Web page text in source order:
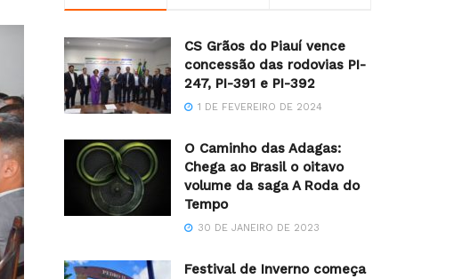
CS Grãos do Piauí vence
concessão das rodovias PI-
247, PI-391 e PI-392
1 DE FEVEREIRO DE 2024
O Caminho das Adagas:
Chega ao Brasil o oitavo
volume da saga A Roda do
Tempo
30 DE JANEIRO DE 2023
Festival de Inverno começa